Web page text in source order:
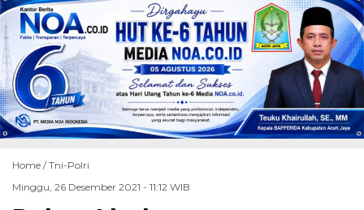
Home /Tni-Polri
Minggu, 26 Desember 2021 - 11:12 WIB